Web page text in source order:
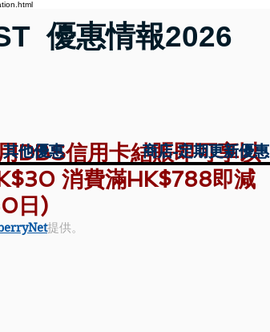
優惠情報2026
其他優惠 商店-定期更新優惠
其他優惠 商店-定期更新優惠
DBS信用卡結賬即可享以
消費滿HK$788即減
日)
提供。